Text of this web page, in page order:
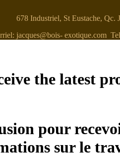
678 Industriel, St Eustache, Qc.
jacques@bois- exotique.com
the latest
pour
sur le